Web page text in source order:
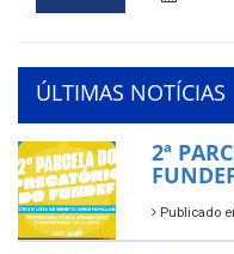
ÚLTIMAS NOTÍCIAS
2ª
Publicado